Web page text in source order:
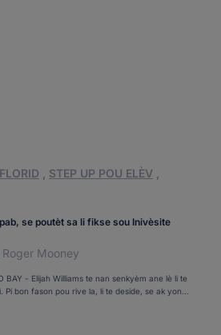
STEP UP POU ELÈV
se poutèt sa li fikse sou Inivèsite
Roger Mooney
BAY - Elijah Williams te nan senkyèm ane lè li te
Pi bon fason pou rive la, li te deside, se ak yon
[...]